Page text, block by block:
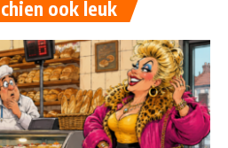
ook leuk